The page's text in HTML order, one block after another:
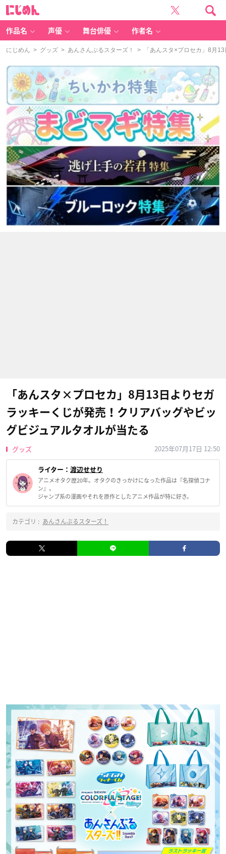
作品名 声優 舞台俳優 作者名
にじめん > グッズ > あんさんぶるスターズ！ > 「あんスタ×プロセカ」8月
「あんスタ×プロセカ」8月13日よりセガ
ラッキーくじが発売！クリアバッグやビッ
グビジュアルタオルが当たる
グッズ 2025年07月17日 12:50
ライター： 渡辺せせり
アニメオタク歴20年。オタクのきっかけになった作品は『名探偵コナ
ン』。
ジャンプ系の漫画やそれを原作としたアニメ作品が特に好き。
カテゴリ : あんさんぶるスターズ！